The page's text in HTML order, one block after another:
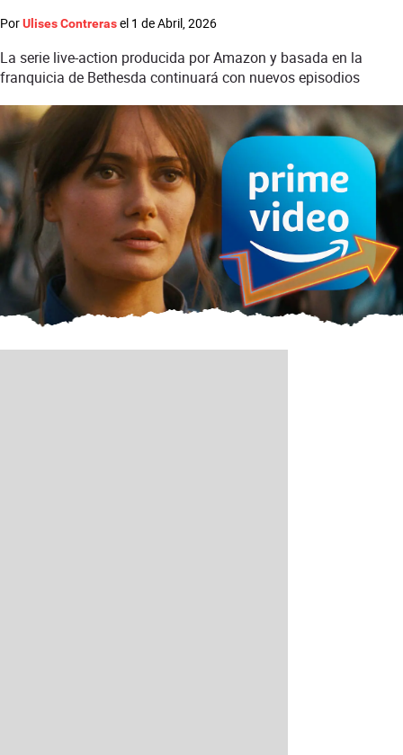
PorUlises Contrerasel 1 de Abril, 2026
La serie live-action producida por Amazon y basada en la
franquicia de Bethesda continuará con nuevos episodios